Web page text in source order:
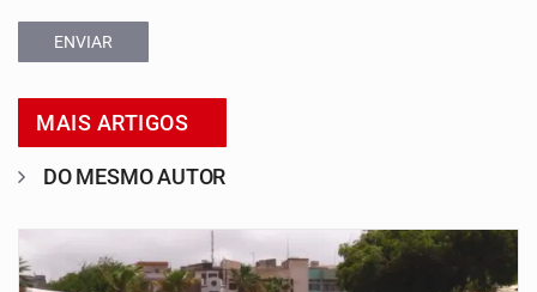
ENVIAR
MAIS ARTIGOS
DO MESMO AUTOR